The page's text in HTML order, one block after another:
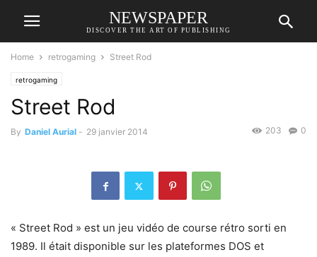
NEWSPAPER
DISCOVER THE ART OF PUBLISHING
Home retrogaming Street Rod
retrogaming
Street Rod
By Daniel Aurial - 29 janvier 2014 0
203
« Street Rod » est un jeu vidéo de course rétro sorti en
1989. Il était disponible sur les plateformes DOS et